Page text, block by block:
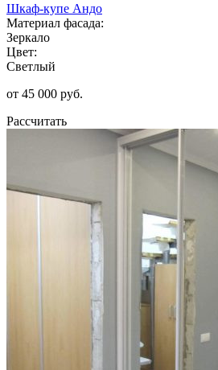
Шкаф-купе Андо
Материал фасада:
Зеркало
Цвет:
Светлый
от 45 000 руб.
Рассчитать